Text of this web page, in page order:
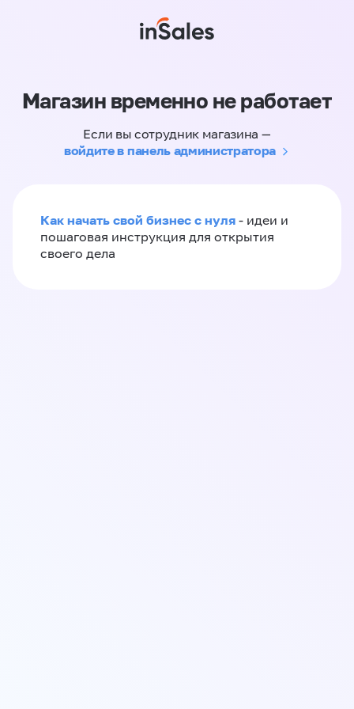
Магазин временно не работает
Если вы сотрудник магазина —
войдите в панель администратора
Как начать свой бизнес с нуля - идеи и
пошаговая инструкция для открытия
своего дела